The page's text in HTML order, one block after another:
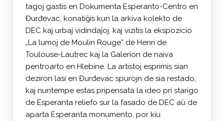
tagoj gastis en Dokumenta Esperanto-Centro en
Đurđevac, konatiĝis kun la arkiva kolekto de
DEC kaj urbaj vidindaĵoj, kaj vizitis la ekspozicio
„La lumoj de Moulin Rouge” de Henri de
Toulouse-Lautrec kaj la Galerion de naiva
pentroarto en Hlebine. La artistoj esprimis sian
deziron lasi en Đurđevac spurojn de sia restado,
kaj nuntempe estas pripensata la ideo pri starigo
de Esperanta reliefo sur la fasado de DEC aŭ de
aparta Esperanta monumento, por kiu